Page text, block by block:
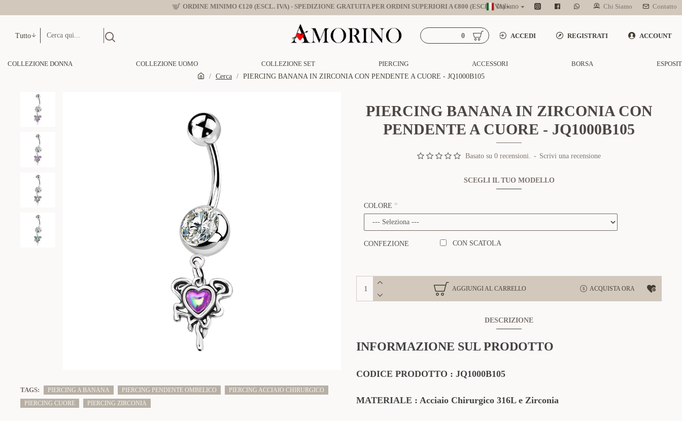
ORDINE MINIMO €120 (ESCL. IVA) - SPEDIZIONE GRATUITA PER ORDINI SUPERIORI A €800 (ESCL. IVA)Italiano Chi Siamo Contatto
Tutto ACCEDI REGISTRATI ACCOUNT
0
COLLEZIONE DONNA COLLEZIONE UOMO COLLEZIONE SET PIERCING ACCESSORI BORSA
Cerca
PIERCING BANANA IN ZIRCONIA CON PENDENTE A CUORE - JQ1000B105
TAGS: PIERCING A BANANA PIERCING PENDENTE OMBELICO
PIERCING ACCIAIO CHIRURGICO
PIERCING CUORE
PIERCING ZIRCONIA
PIERCING BANANA IN ZIRCONIA CON
PENDENTE A CUORE - JQ1000B105
Basato su 0 recensioni. - Scrivi una recensione
SCEGLI IL TUO MODELLO
COLORE
CONFEZIONE CON SCATOLA
AGGIUNGI AL CARRELLO ACQUISTA ORA
DESCRIZIONE
INFORMAZIONE SUL PRODOTTO
CODICE PRODOTTO : JQ1000B105
MATERIALE : Acciaio Chirurgico 316L e Zirconia